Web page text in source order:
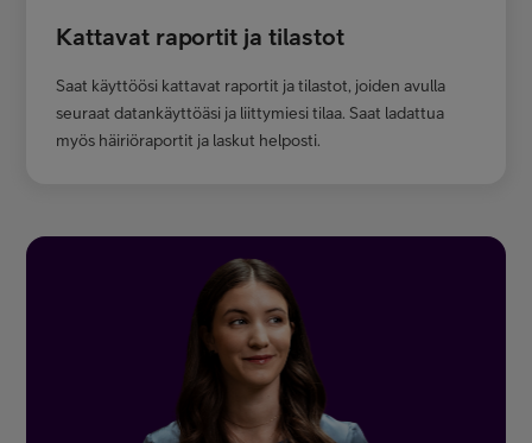
Kattavat raportit ja tilastot
Saat käyttöösi kattavat raportit ja tilastot, joiden avulla
seuraat datankäyttöäsi ja liittymiesi tilaa. Saat ladattua
myös häiriöraportit ja laskut helposti.